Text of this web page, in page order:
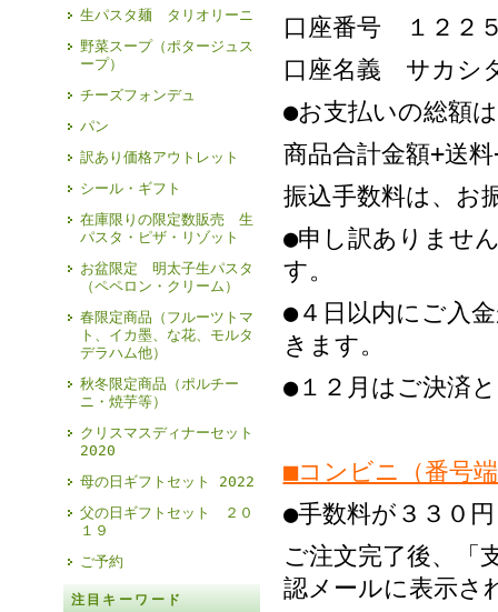
生パスタ麺 タリオリーニ
野菜スープ（ポタージュス
ープ）
チーズフォンデュ
パン
訳あり価格アウトレット
シール・ギフト
在庫限りの限定数販売 生
パスタ・ピザ・リゾット
お盆限定 明太子生パスタ
（ペペロン・クリーム）
春限定商品（フルーツトマ
ト、イカ墨、な花、モルタ
デラハム他）
秋冬限定商品（ポルチー
ニ・焼芋等）
クリスマスディナーセット
2020
母の日ギフトセット 2022
父の日ギフトセット ２０
１９
ご予約
注目キーワード
口座番号
１２２
口座名義 サカシ
●お支払いの総額
商品合計金額+送
振込手数料は、お
●申し訳ありませ
す。
●４日以内にご入
きます。
●１２月はご決済
■コンビニ（番号
●手数料が３３０
ご注文完了後、「
認メールに表示さ